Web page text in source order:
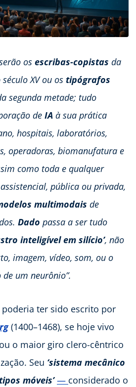
os escribas-copistas da
XV ou os tipógrafos
segunda metade; tudo
de IA à sua prática
hospitais, laboratórios,
operadoras, biomanufatura e
como toda e qualquer
pública ou privada,
multimodais de
Dado passa a ser tudo
inteligível em silício’, não
imagem, vídeo, som, ou o
um neurônio”.
ter sido escrito por
(1400–1468), se hoje vivo
o maior giro clero-cêntrico
Seu ‘sistema mecânico
móveis’ — considerado o